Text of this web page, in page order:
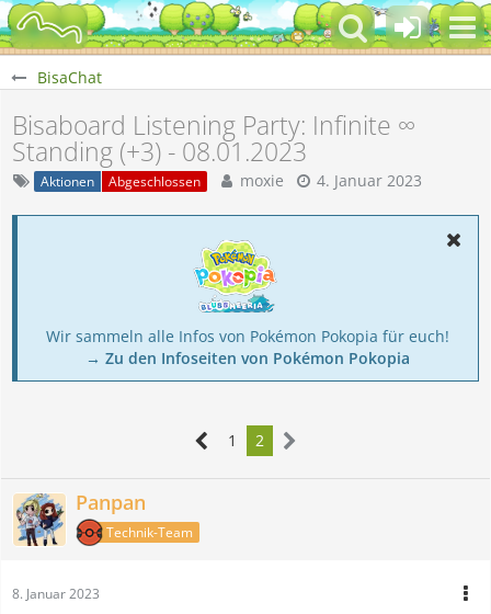
BisaChat
Bisaboard Listening Party: Infinite ∞
Standing (+3) - 08.01.2023
Aktionen Abgeschlossen moxie 4. Januar 2023
Wir sammeln alle Infos von Pokémon Pokopia für euch!
→ Zu den Infoseiten von Pokémon Pokopia
1 2
Panpan
Technik-Team
8. Januar 2023